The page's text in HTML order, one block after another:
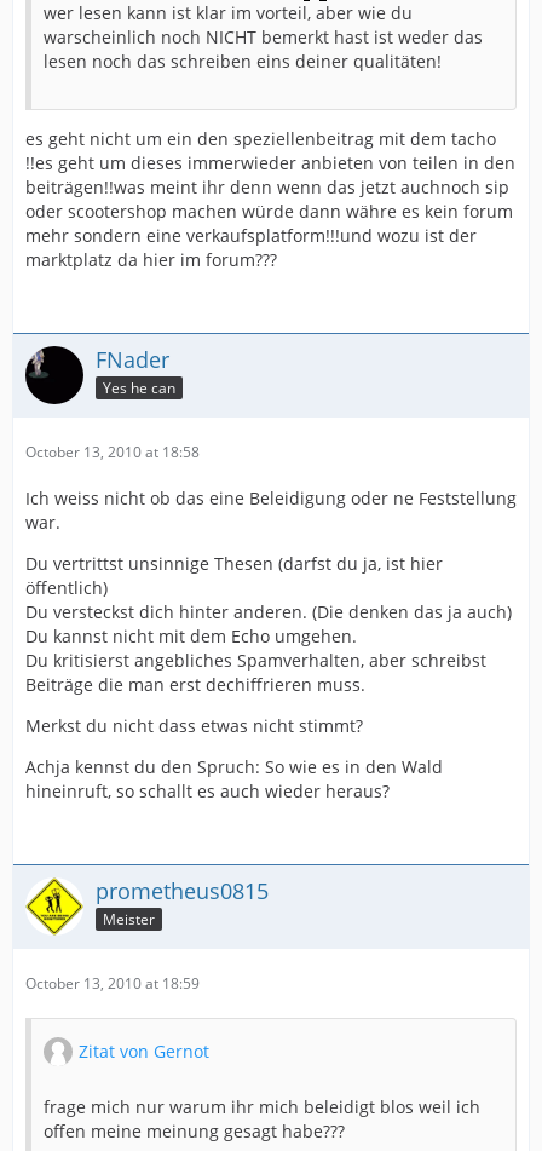
und ja ich weiß... nur so langsam ist mir das wurst
:finger:
wer lesen kann ist klar im vorteil, aber wie du
warscheinlich noch NICHT bemerkt hast ist weder das
lesen noch das schreiben eins deiner qualitäten!
es geht nicht um ein den speziellenbeitrag mit dem tacho
!!es geht um dieses immerwieder anbieten von teilen in den
beiträgen!!was meint ihr denn wenn das jetzt auchnoch sip
oder scootershop machen würde dann währe es kein forum
mehr sondern eine verkaufsplatform!!!und wozu ist der
marktplatz da hier im forum???
FNader
Yes he can
October 13, 2010 at 18:58
Ich weiss nicht ob das eine Beleidigung oder ne Feststellung
war.
Du vertrittst unsinnige Thesen (darfst du ja, ist hier
öffentlich)
Du versteckst dich hinter anderen. (Die denken das ja auch)
Du kannst nicht mit dem Echo umgehen.
Du kritisierst angebliches Spamverhalten, aber schreibst
Beiträge die man erst dechiffrieren muss.
Merkst du nicht dass etwas nicht stimmt?
Achja kennst du den Spruch: So wie es in den Wald
hineinruft, so schallt es auch wieder heraus?
prometheus0815
Meister
October 13, 2010 at 18:59
Zitat von Gernot
frage mich nur warum ihr mich beleidigt blos weil ich
offen meine meinung gesagt habe???